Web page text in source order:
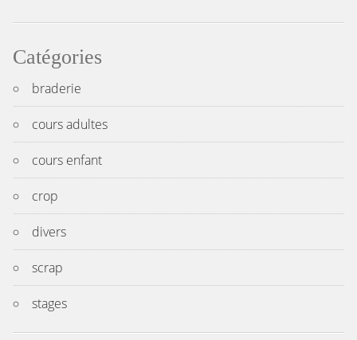
Catégories
braderie
cours adultes
cours enfant
crop
divers
scrap
stages